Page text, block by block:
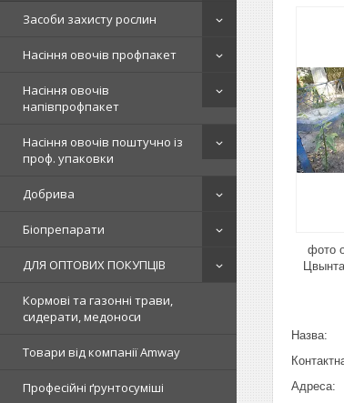
Засоби захисту рослин
Насіння овочів профпакет
Насіння овочів
напівпрофпакет
Насіння овочів поштучно із
проф. упаковки
Добрива
Біопрепарати
ДЛЯ ОПТОВИХ ПОКУПЦІВ
Кормові та газонні трави,
сидерати, медоноси
Товари від компанії Amway
Професійні ґрунтосуміші
фото